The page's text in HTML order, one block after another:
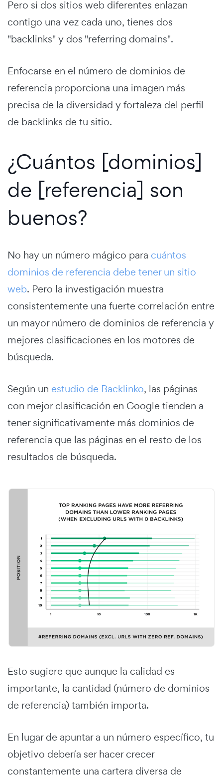
Pero si dos sitios web diferentes enlazan
contigo una vez cada uno, tienes dos
"backlinks" y dos "referring domains".
Enfocarse en el número de dominios de
referencia proporciona una imagen más
precisa de la diversidad y fortaleza del perfil
de backlinks de tu sitio.
¿Cuántos [dominios]
de [referencia] son
buenos?
No hay un número mágico para cuántos
dominios de referencia debe tener un sitio
web. Pero la investigación muestra
consistentemente una fuerte correlación entre
un mayor número de dominios de referencia y
mejores clasificaciones en los motores de
búsqueda.
Según un estudio de Backlinko, las páginas
con mejor clasificación en Google tienden a
tener significativamente más dominios de
referencia que las páginas en el resto de los
resultados de búsqueda.
Esto sugiere que aunque la calidad es
importante, la cantidad (número de dominios
de referencia) también importa.
En lugar de apuntar a un número específico, tu
objetivo debería ser hacer crecer
constantemente una cartera diversa de